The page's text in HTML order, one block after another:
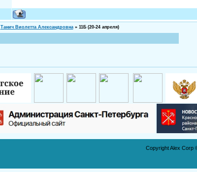
Танич Виолетта Александровна » 11Б (20-24 апреля)
Copyright Alex Corp